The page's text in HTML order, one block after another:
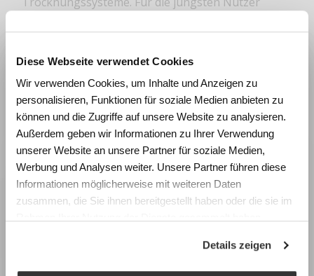
Diese Webseite verwendet Cookies
Wir verwenden Cookies, um Inhalte und Anzeigen zu
personalisieren, Funktionen für soziale Medien anbieten zu
können und die Zugriffe auf unsere Website zu analysieren.
Außerdem geben wir Informationen zu Ihrer Verwendung
unserer Website an unsere Partner für soziale Medien,
Werbung und Analysen weiter. Unsere Partner führen diese
Informationen möglicherweise mit weiteren Daten
zusammen, die Sie ihnen bereitgestellt haben oder die sie im
Details zeigen
natürlich auf die Körpergrösse der Schülerinnen
und Schüler abgestimmt sind. Zögern Sie nicht und
uns.
Wie beeinflussen Räume
Lernen und Wohlbefinden?
Erleben Sie die Wirkung von
Raumgestaltung anhand realistischer
Simulationen und gewinnen Sie konkrete
Impulse für die Planung zukunftsfähiger
Lernräume.
Fachtagung Labor Schulraum
Mittwoch, 9. September 2026